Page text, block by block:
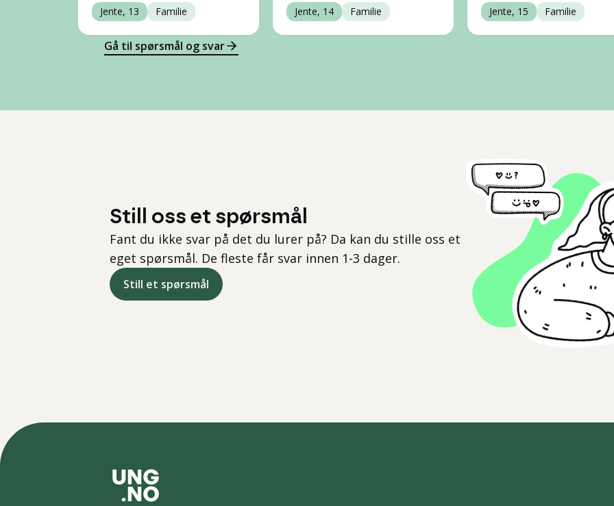
Jente, 13 Familie Jente, 14 Familie Jente, 15 Familie
Gå til spørsmål og svar
Still oss et spørsmål
Fant du ikke svar på det du lurer på? Da kan du stille oss et
eget spørsmål. De fleste får svar innen 1-3 dager.
Still et spørsmål